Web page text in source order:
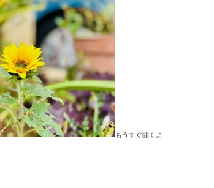
もうすぐ開くよ